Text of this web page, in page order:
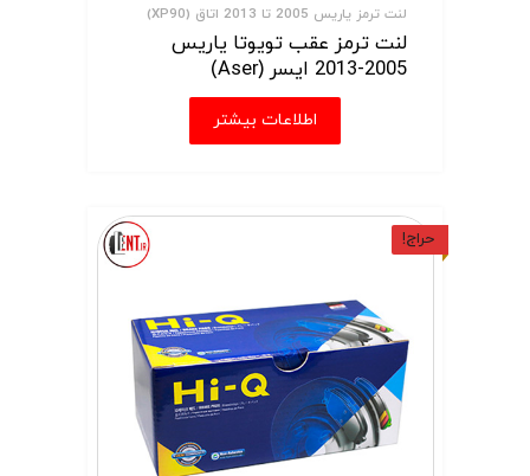
لنت ترمز یاریس 2005 تا 2013 اتاق (XP90)
لنت ترمز عقب تویوتا یاریس
2005-2013 ایسر (Aser)
اطلاعات بیشتر
حراج!